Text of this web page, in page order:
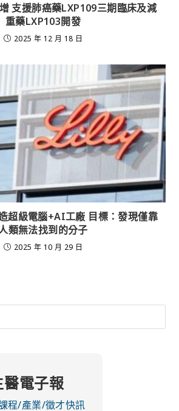
支援肺癌藥LXP109三期臨床及減
重藥LXP103開發
2025 年 12 月 18 日
超級電腦+AI工廠 目標：發現僅靠
類無法找到的分子
2025 年 10 月 29 日
電子報
程/產業/徵才快訊